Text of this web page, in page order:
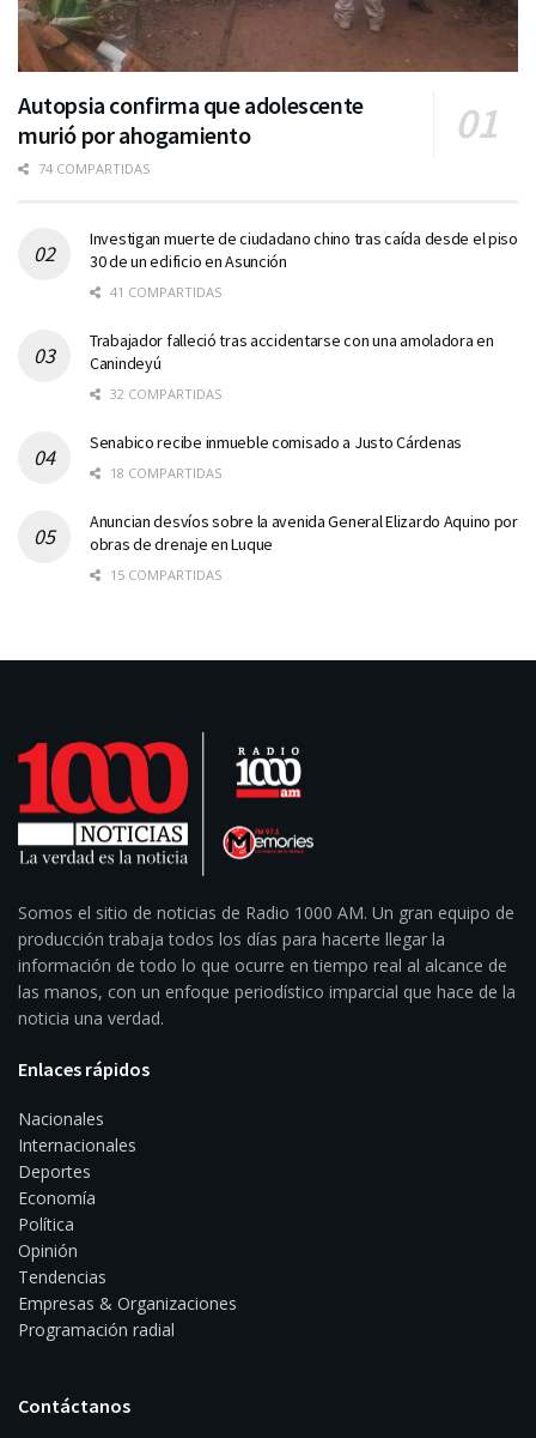
Autopsia confirma que adolescente
murió por ahogamiento
74 COMPARTIDAS
Investigan muerte de ciudadano chino tras caída desde el piso
30 de un edificio en Asunción
41 COMPARTIDAS
Trabajador falleció tras accidentarse con una amoladora en
Canindeyú
32 COMPARTIDAS
Senabico recibe inmueble comisado a Justo Cárdenas
18 COMPARTIDAS
Anuncian desvíos sobre la avenida General Elizardo Aquino por
obras de drenaje en Luque
15 COMPARTIDAS
Somos el sitio de noticias de Radio 1000 AM. Un gran equipo de
producción trabaja todos los días para hacerte llegar la
información de todo lo que ocurre en tiempo real al alcance de
las manos, con un enfoque periodístico imparcial que hace de la
noticia una verdad.
Enlaces rápidos
Nacionales
Internacionales
Deportes
Economía
Política
Opinión
Tendencias
Empresas & Organizaciones
Programación radial
Contáctanos